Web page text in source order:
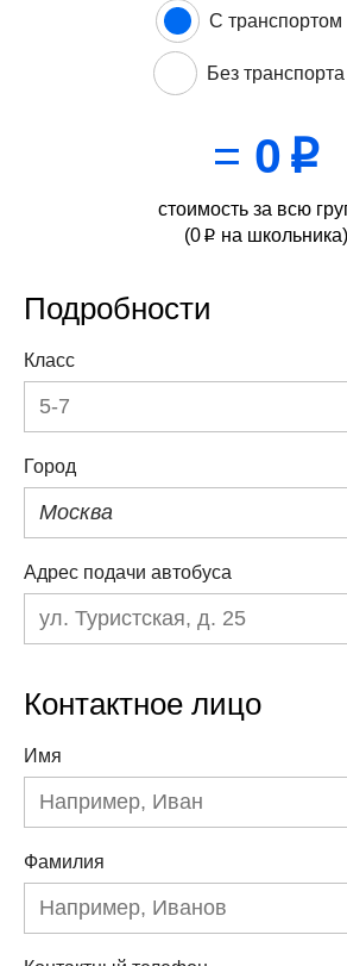
С транспортом
Без транспорта
= 0 p
стоимость за всю
(0 p на школьника)
Подробности
Класс
Город
Москва
Адрес подачи автобуса
Контактное лицо
Имя
Фамилия